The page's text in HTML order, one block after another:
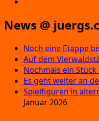
News @
Noch eine Etappe
Auf dem
Nochmals ein Stück
Es geht weiter an
Spielfiguren in
Januar 2026